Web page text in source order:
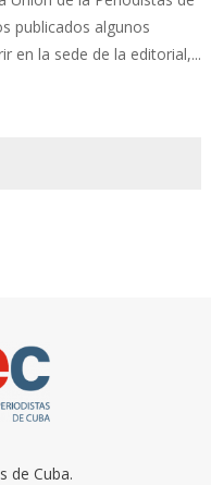
publicados algunos
en la sede de la editorial,...
de Cuba.